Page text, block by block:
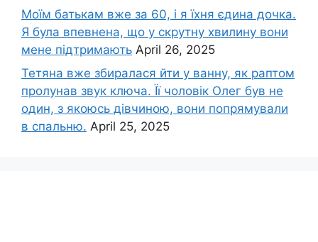
Моїм батькам вже за 60, і я їхня єдина дочка.
Я була впевнена, що у скрутну хвилину вони
мене підтримають April 26, 2025
Тетяна вже збиралася йти у ванну, як раптом
пролунав звук ключа. Її чоловік Олег був не
один, з якоюсь дівчиною, вони попрямували
в спальню. April 25, 2025